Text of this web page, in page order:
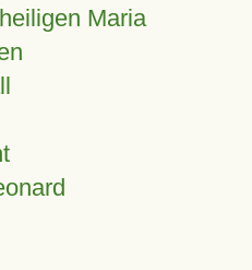
Maria